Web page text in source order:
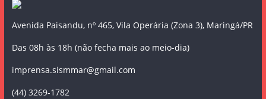
Avenida Paisandu, nº 465, Vila Operária (Zona 3), Maringá/PR
Das 08h às 18h (não fecha mais ao meio-dia)
imprensa.sismmar@gmail.com
(44) 3269-1782